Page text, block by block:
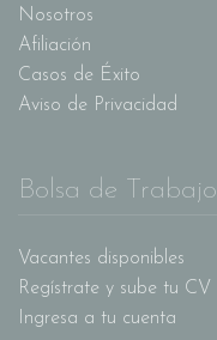
Nosotros
Afiliación
Casos de Éxito
Aviso de Privacidad
Bolsa de Trabajo
Vacantes disponibles
Regístrate y sube tu CV
Ingresa a tu cuenta